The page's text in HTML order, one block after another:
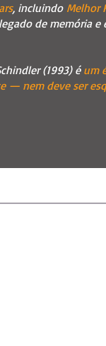
, incluindo Melhor
de memória
(1993) éum
— nem deve ser